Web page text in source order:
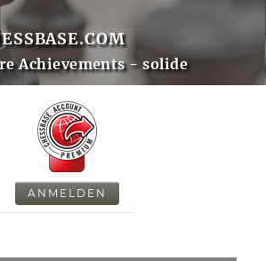
Achievements - solide
ANMELDEN